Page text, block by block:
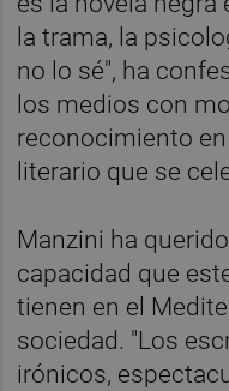
la trama, la
no lo sé", ha
los medios con
reconocimiento
literario que se
Manzini ha
capacidad que
tienen en el
sociedad. "Los
irónicos,